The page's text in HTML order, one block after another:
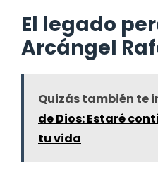
El legado
Arcángel
Quizás también te
de Dios: Estaré
tu vida